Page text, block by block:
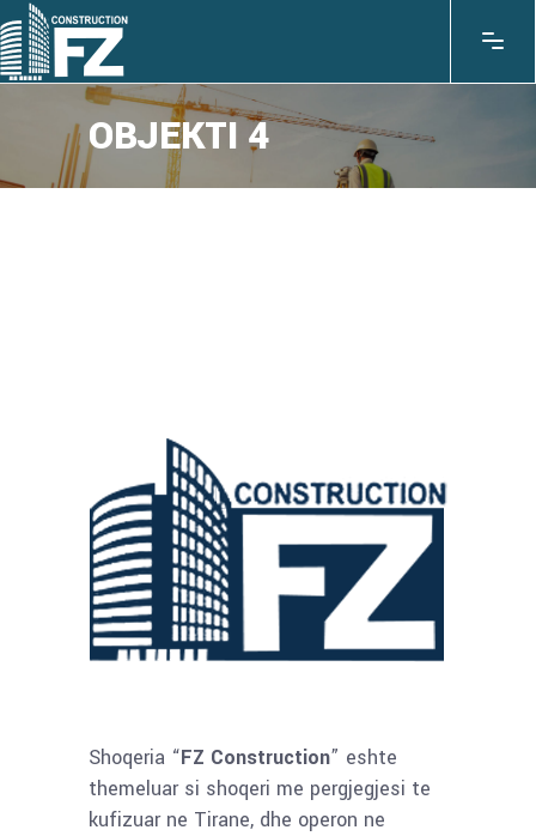
OBJEKTI 4
Shoqeria “FZ Construction” eshte
themeluar si shoqeri me pergjegjesi te
kufizuar ne Tirane, dhe operon ne